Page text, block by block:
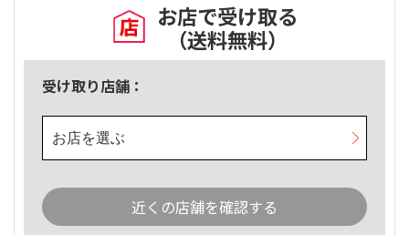
お店で受け取る
（送料無料）
受け取り店舗：
お店を選ぶ
近くの店舗を確認する